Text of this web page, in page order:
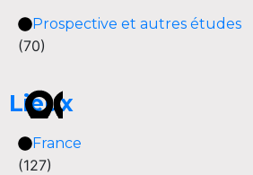
Prospective et autres études
(70)
Lieux
France
(127)